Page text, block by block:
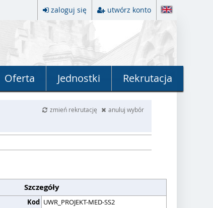
zaloguj się utwórz konto
Oferta Jednostki Rekrutacja
zmień rekrutację
anuluj wybór
Szczegóły
Kod UWR_PROJEKT-MED-SS2